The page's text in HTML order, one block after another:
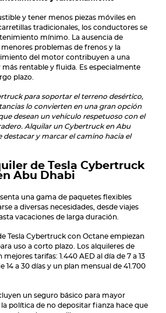
y tener menos piezas móviles en
tradicionales, los conductores se
mínimo. La ausencia de
problemas de frenos y la
del motor contribuyen a una
rentable y fluida. Es especialmente
plazo.
para soportar el terreno desértico,
lo convierten en una gran opción
desean un vehículo respetuoso con el
Alquilar un Cybertruck en Abu
destacar y marcar el camino hacia el
de Tesla Cybertruck
Abu Dhabi
una gama de paquetes flexibles
a diversas necesidades, desde viajes
vacaciones de larga duración.
Tesla Cybertruck con Octane empiezan
uso a corto plazo. Los alquileres de
tarifas: 1.440 AED al día de 7 a 13
14 a 30 días y un plan mensual de 41.700
un seguro básico para mayor
política de no depositar fianza hace que